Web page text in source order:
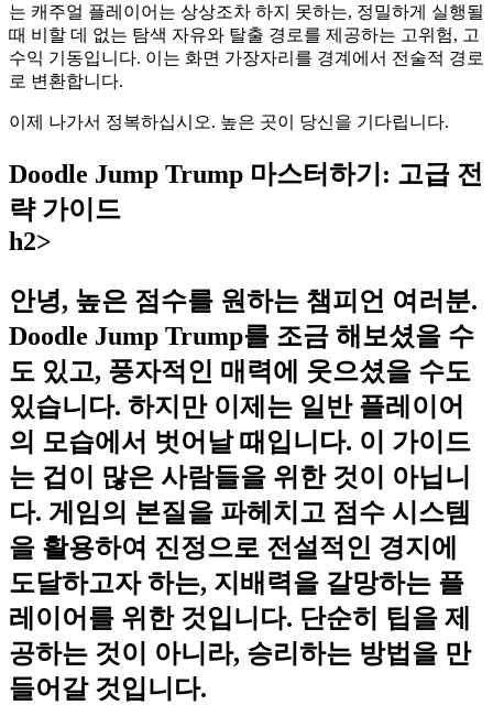
는 캐주얼 플레이어는 상상조차 하지 못하는, 정밀하게 실행될
때 비할 데 없는 탐색 자유와 탈출 경로를 제공하는 고위험, 고
수익 기동입니다. 이는 화면 가장자리를 경계에서 전술적 경로
로 변환합니다.
이제 나가서 정복하십시오. 높은 곳이 당신을 기다립니다.
Doodle Jump Trump 마스터하기: 고급 전
략 가이드
h2>
안녕, 높은 점수를 원하는 챔피언 여러분.
Doodle Jump Trump를 조금 해보셨을 수
도 있고, 풍자적인 매력에 웃으셨을 수도
있습니다. 하지만 이제는 일반 플레이어
의 모습에서 벗어날 때입니다. 이 가이드
는 겁이 많은 사람들을 위한 것이 아닙니
다. 게임의 본질을 파헤치고 점수 시스템
을 활용하여 진정으로 전설적인 경지에
도달하고자 하는, 지배력을 갈망하는 플
레이어를 위한 것입니다. 단순히 팁을 제
공하는 것이 아니라, 승리하는 방법을 만
들어갈 것입니다.